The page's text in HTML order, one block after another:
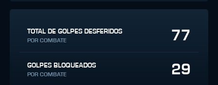
TOTAL DE GOLPES DESFERIDOS
POR COMBATE 77
GOLPES BLOQUEADOS
POR COMBATE 29